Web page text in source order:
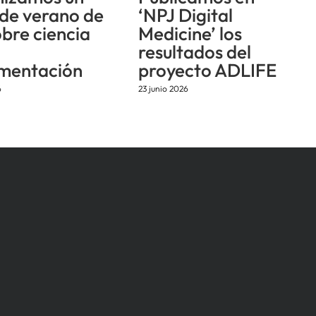
verano de
ciencia
‘NPJ Digital
Medicine’ los
resultados del
proyecto ADLIFE
23 junio 2026